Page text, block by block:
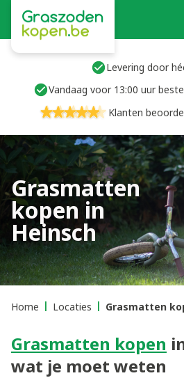
Levering door
Vandaag voor 13:00 uur
Klanten
Grasmatten
kopen in
Heinsch
Home Locaties Grasmatten
Grasmatten kopen
wat je moet weten